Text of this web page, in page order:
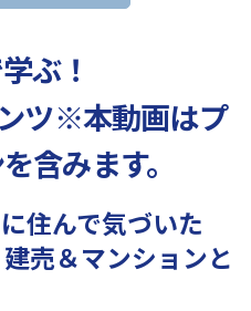
ぶ！
ツ※本動画はプ
含みます。
住んで気づいた
売＆マンションと